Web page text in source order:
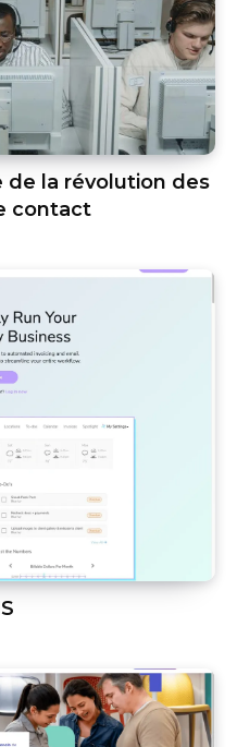
de la révolution des
contact